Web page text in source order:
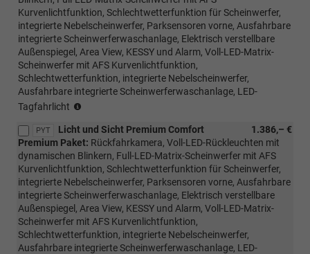
Kurvenlichtfunktion, Schlechtwetterfunktion für Scheinwerfer,
integrierte Nebelscheinwerfer, Parksensoren vorne, Ausfahrbare
integrierte Scheinwerferwaschanlage, Elektrisch verstellbare
Außenspiegel, Area View, KESSY und Alarm, Voll-LED-Matrix-
Scheinwerfer mit AFS Kurvenlichtfunktion,
Schlechtwetterfunktion, integrierte Nebelscheinwerfer,
Ausfahrbare integrierte Scheinwerferwaschanlage, LED-
Tagfahrlicht
PTB/PTC/PAW/PAP
möglich,nicht
mit
Loft
möglich)
PYT 1.386,– €
Licht und Sicht Premium Comfort
Premium Paket: Rückfahrkamera, Voll-LED-Rückleuchten mit
dynamischen Blinkern, Full-LED-Matrix-Scheinwerfer mit AFS
Kurvenlichtfunktion, Schlechtwetterfunktion für Scheinwerfer,
integrierte Nebelscheinwerfer, Parksensoren vorne, Ausfahrbare
integrierte Scheinwerferwaschanlage, Elektrisch verstellbare
Außenspiegel, Area View, KESSY und Alarm, Voll-LED-Matrix-
Scheinwerfer mit AFS Kurvenlichtfunktion,
Schlechtwetterfunktion, integrierte Nebelscheinwerfer,
Ausfahrbare integrierte Scheinwerferwaschanlage, LED-